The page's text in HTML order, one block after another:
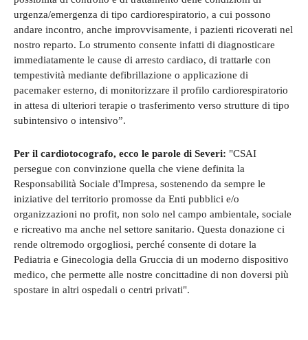
urgenza/emergenza di tipo cardiorespiratorio, a cui possono
andare incontro, anche improvvisamente, i pazienti ricoverati nel
nostro reparto. Lo strumento consente infatti di diagnosticare
immediatamente le cause di arresto cardiaco, di trattarle con
tempestività mediante defibrillazione o applicazione di
pacemaker esterno, di monitorizzare il profilo cardiorespiratorio
in attesa di ulteriori terapie o trasferimento verso strutture di tipo
subintensivo o intensivo”.
Per il cardiotocografo, ecco le parole di Severi: "CSAI
persegue con convinzione quella che viene definita la
Responsabilità Sociale d'Impresa, sostenendo da sempre le
iniziative del territorio promosse da Enti pubblici e/o
organizzazioni no profit, non solo nel campo ambientale, sociale
e ricreativo ma anche nel settore sanitario. Questa donazione ci
rende oltremodo orgogliosi, perché consente di dotare la
Pediatria e Ginecologia della Gruccia di un moderno dispositivo
medico, che permette alle nostre concittadine di non doversi più
spostare in altri ospedali o centri privati".